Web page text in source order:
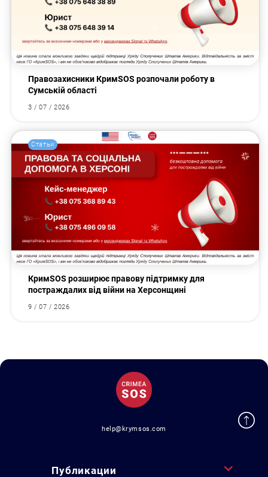
Правозахисники КримSOS розпочали роботу в
Сумській області
3 / 07 / 2026
Статьи
КримSOS розширює правову підтримку для
постраждалих від війни на Херсонщині
9 / 07 / 2026
help@krymsos.com
Публикации